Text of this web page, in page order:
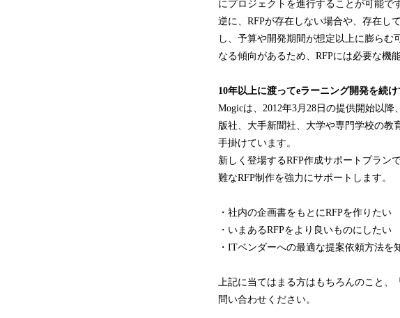
にプロジェクトを進行することが可能で
逆に、RFPが存在しない場合や、存在し
し、予算や開発期間が想定以上に膨ら
なる傾向があるため、RFPには必要な機
10年以上に渡ってeラーニング開発を続
Mogicは、2012年3月28日の提供開始以
版社、大手新聞社、大学や専門学校の教
手掛けています。
新しく登場するRFP作成サポートプラン
難なRFP制作を強力にサポートします。
・社内の企画書をもとにRFPを作りたい
・いまあるRFPをより良いものにしたい
・ITベンダーへの最適な提案依頼方法を
上記に当てはまる方はもちろんのこと、
問い合わせください。